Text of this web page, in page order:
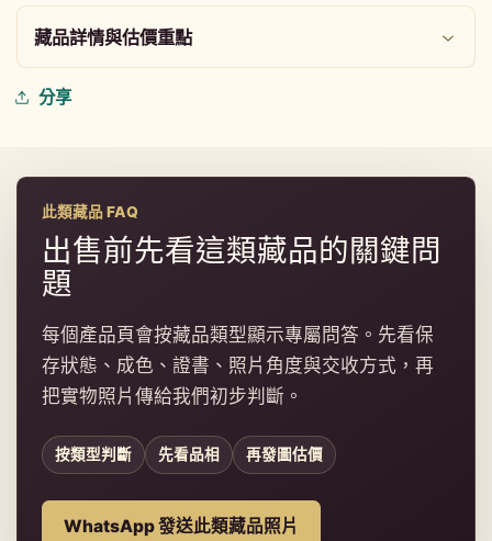
藏品詳情與估價重點
分享
此類藏品 FAQ
出售前先看這類藏品的關鍵問
題
每個產品頁會按藏品類型顯示專屬問答。先看保
存狀態、成色、證書、照片角度與交收方式，再
把實物照片傳給我們初步判斷。
按類型判斷 先看品相 再發圖估價
WhatsApp 發送此類藏品照片